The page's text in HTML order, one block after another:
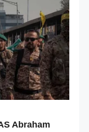
Abraham